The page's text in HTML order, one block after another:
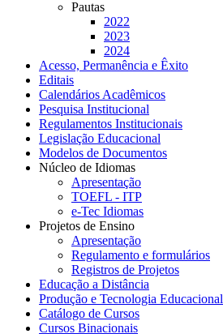
Pautas
2022
2023
2024
Acesso, Permanência e Êxito
Editais
Calendários Acadêmicos
Pesquisa Institucional
Regulamentos Institucionais
Legislação Educacional
Modelos de Documentos
Núcleo de Idiomas
Apresentação
TOEFL - ITP
e-Tec Idiomas
Projetos de Ensino
Apresentação
Regulamento e formulários
Registros de Projetos
Educação a Distância
Produção e Tecnologia Educacional
Catálogo de Cursos
Cursos Binacionais